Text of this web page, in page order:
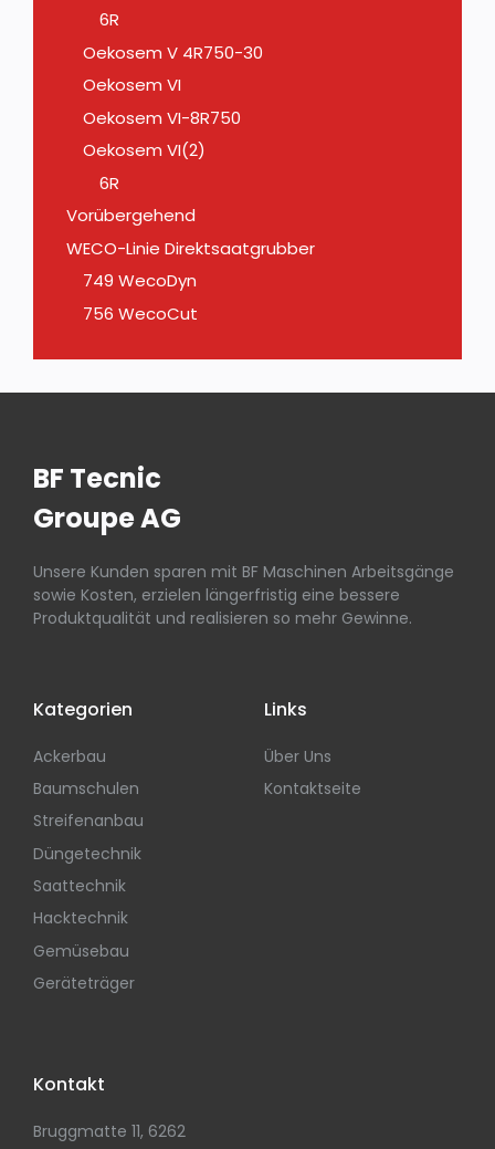
6R
Oekosem V 4R750-30
Oekosem VI
Oekosem VI-8R750
Oekosem VI(2)
6R
Vorübergehend
WECO-Linie Direktsaatgrubber
749 WecoDyn
756 WecoCut
BF Tecnic
Groupe AG
Unsere Kunden sparen mit BF Maschinen Arbeitsgänge
sowie Kosten, erzielen längerfristig eine bessere
Produktqualität und realisieren so mehr Gewinne.
Kategorien
Ackerbau
Baumschulen
Streifenanbau
Düngetechnik
Saattechnik
Hacktechnik
Gemüsebau
Geräteträger
Links
Über Uns
Kontaktseite
Kontakt
Bruggmatte 11, 6262